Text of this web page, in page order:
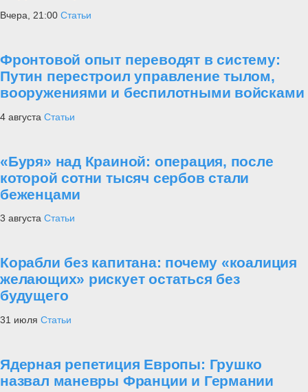
Вчера, 21:00 Статьи
Фронтовой опыт переводят в систему:
Путин перестроил управление тылом,
вооружениями и беспилотными войсками
4 августа Статьи
«Буря» над Краиной: операция, после
которой сотни тысяч сербов стали
беженцами
3 августа Статьи
Корабли без капитана: почему «коалиция
желающих» рискует остаться без
будущего
31 июля Статьи
Ядерная репетиция Европы: Грушко
назвал маневры Франции и Германии